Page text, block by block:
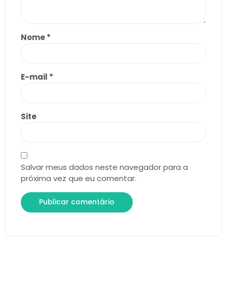
Nome*
E-mail *
Site
Salvar meus dados neste navegador para a
próxima vez que eu comentar.